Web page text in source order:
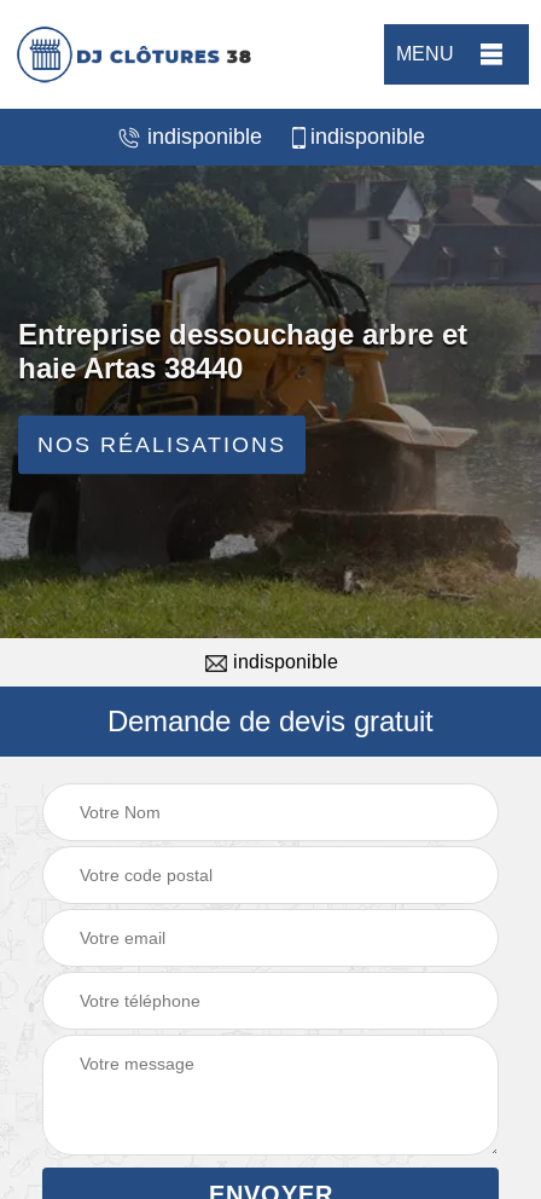
MENU
indisponible indisponible
Entreprise dessouchage arbre et
haie Artas 38440
NOS RÉALISATIONS
indisponible
Demande de devis gratuit